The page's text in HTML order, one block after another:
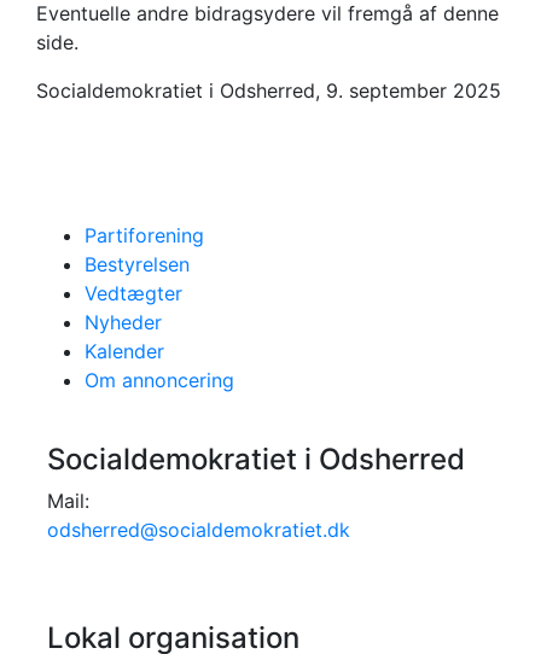
Eventuelle andre bidragsydere vil fremgå af denne
side.
Socialdemokratiet i Odsherred, 9. september 2025
Partiforening
Bestyrelsen
Vedtægter
Nyheder
Kalender
Om annoncering
Socialdemokratiet i Odsherred
Mail:
odsherred@socialdemokratiet.dk
Lokal organisation